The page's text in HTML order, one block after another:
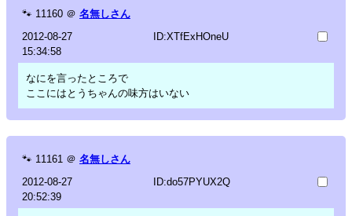
🐾 11160 ＠ 名無しさん
2012-08-27
15:34:58
ID:XTfExHOneU
なにを言ったところで
ここにはとうちゃんの味方はいない
🐾 11161 ＠ 名無しさん
2012-08-27
20:52:39
ID:do57PYUX2Q